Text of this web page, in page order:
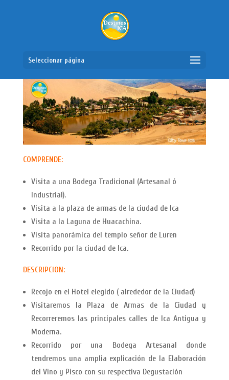
Seleccionar página
COMPRENDE:
Visita a una Bodega Tradicional (Artesanal ó
Industrial).
Visita a la plaza de armas de la ciudad de Ica
Visita a la Laguna de Huacachina.
Visita panorámica del templo señor de Luren
Recorrido por la ciudad de Ica.
DESCRIPCION:
Recojo en el Hotel elegido ( alrededor de la Ciudad)
Visitaremos la Plaza de Armas de la Ciudad y
Recorreremos las principales calles de Ica Antigua y
Moderna.
Recorrido por una Bodega Artesanal donde
tendremos una amplia explicación de la Elaboración
del Vino y Pisco con su respectiva Degustación